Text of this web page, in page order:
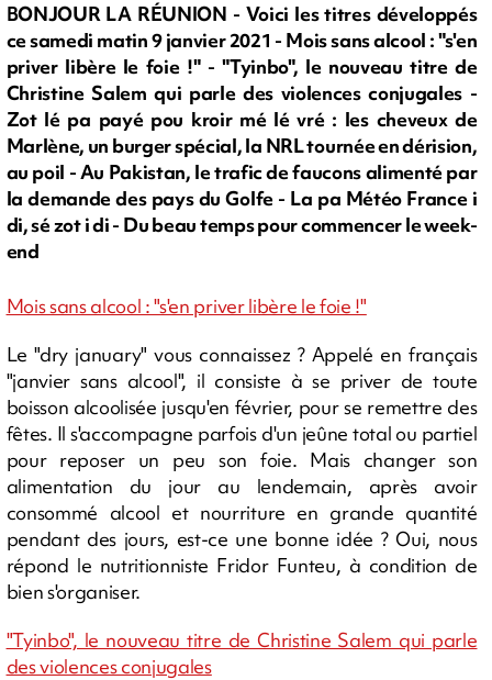
BONJOUR LA RÉUNION - Voici les titres développés
ce samedi matin 9 janvier 2021 - Mois sans alcool : "s'en
priver libère le foie !" - "Tyinbo", le nouveau titre de
Christine Salem qui parle des violences conjugales -
Zot lé pa payé pou kroir mé lé vré : les cheveux de
Marlène, un burger spécial, la NRL tournée en dérision,
au poil - Au Pakistan, le trafic de faucons alimenté par
la demande des pays du Golfe - La pa Météo France i
di, sé zot i di - Du beau temps pour commencer le week-
end
Mois sans alcool : "s'en priver libère le foie !"
Le "dry january" vous connaissez ? Appelé en français
"janvier sans alcool", il consiste à se priver de toute
boisson alcoolisée jusqu'en février, pour se remettre des
fêtes. Il s'accompagne parfois d'un jeûne total ou partiel
pour reposer un peu son foie. Mais changer son
alimentation du jour au lendemain, après avoir
consommé alcool et nourriture en grande quantité
pendant des jours, est-ce une bonne idée ? Oui, nous
répond le nutritionniste Fridor Funteu, à condition de
bien s'organiser.
"Tyinbo", le nouveau titre de Christine Salem qui parle
des violences conjugales